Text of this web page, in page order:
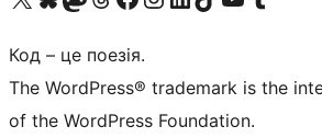
Код – це поезія.
The WordPress® trademark is the
of the WordPress Foundation.